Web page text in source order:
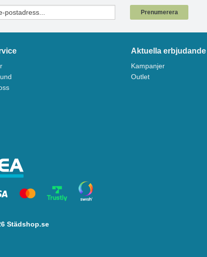
Prenumerera
Aktuella erbjudande
Kampanjer
Outlet
Städshop.se